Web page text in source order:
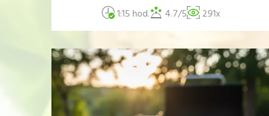
1:15 hod. 4.7/5 291x